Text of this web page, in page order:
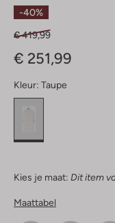
-40%
€ 419,99
€ 251,99
Kleur: Taupe
Kies je maat: Dit item
Maattabel